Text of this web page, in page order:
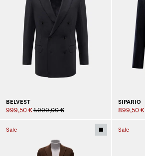
BELVEST
999,50 € 1.999,00 €
SIPARIO
899,50 €
Sale Sale